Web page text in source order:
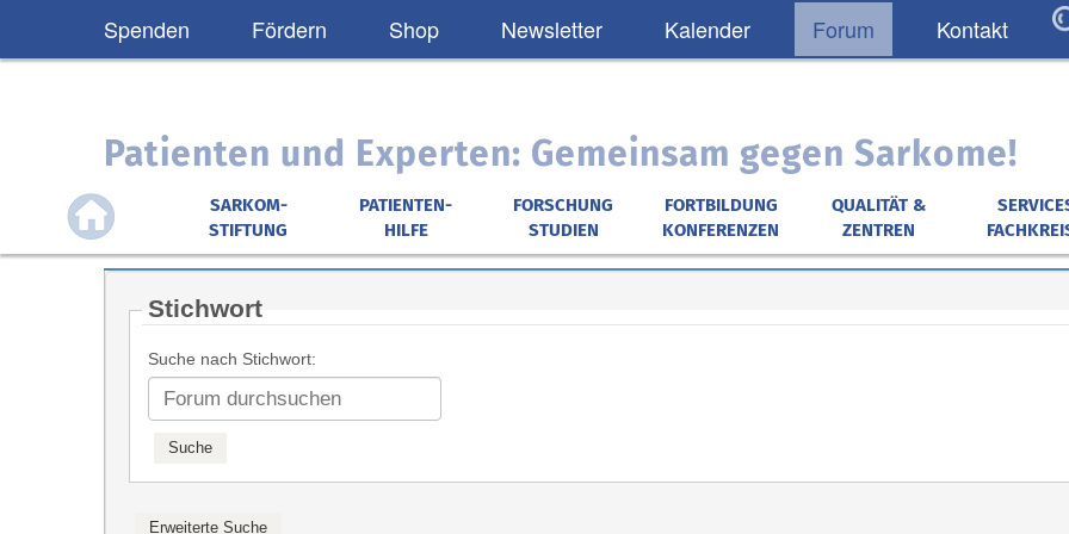
Spenden Fördern Shop Newsletter Kalender Forum Kontakt
Patienten und Experten: Gemeinsam gegen Sarkome!
SARKOM-
STIFTUNG
PATIENTEN-
HILFE
FORSCHUNG
STUDIEN
FORTBILDUNG
KONFERENZEN
QUALITÄT &
ZENTREN
Stichwort
Suche nach Stichwort: